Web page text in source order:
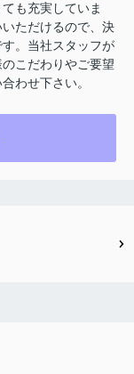
も充実していま
ただけるので、決
。当社スタッフが
こだわりやご要望
わせ下さい。